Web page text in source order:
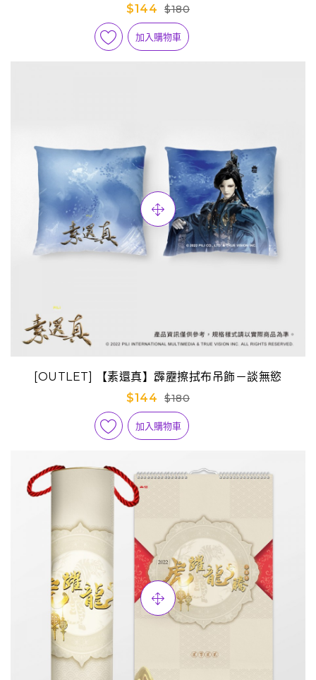
$144 $180
加入購物車
[OUTLET] 【素還真】霹靂擦拭布吊飾－談無慾
$144
$180
加入購物車